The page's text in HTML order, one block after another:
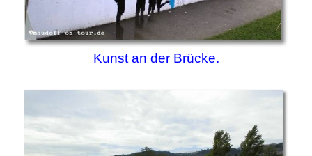
Kunst an der Brücke.